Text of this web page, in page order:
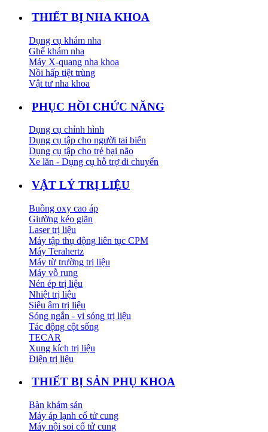
THIẾT BỊ NHA KHOA
Dụng cụ khám nha
Ghế khám nha
Máy X-quang nha khoa
Nồi hấp tiệt trùng
Vật tư nha khoa
PHỤC HỒI CHỨC NĂNG
Dụng cụ chỉnh hình
Dụng cụ tập cho người tai biến
Dụng cụ tập cho trẻ bại não
Xe lăn - Dụng cụ hỗ trợ di chuyển
VẬT LÝ TRỊ LIỆU
Buồng oxy cao áp
Giường kéo giãn
Laser trị liệu
Máy tập thụ động liên tục CPM
Máy Terahertz
Máy từ trường trị liệu
Máy vỗ rung
Nén ép trị liệu
Nhiệt trị liệu
Siêu âm trị liệu
Sóng ngắn - vi sóng trị liệu
Tác động cột sống
TECAR
Xung kích trị liệu
Điện trị liệu
THIẾT BỊ SẢN PHỤ KHOA
Bàn khám sản
Máy áp lạnh cổ tử cung
Máy nội soi cổ tử cung